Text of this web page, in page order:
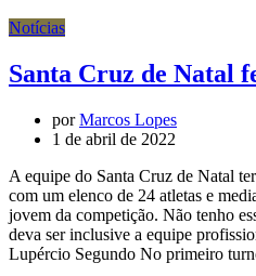
Notícias
Santa Cruz de Natal
porMarcos Lopes
1 de abril de 2022
A equipe do Santa Cruz de Natal
com um elenco de 24 atletas e
jovem da competição. Não tenho
deva ser inclusive a equipe
Lupércio Segundo No primeiro